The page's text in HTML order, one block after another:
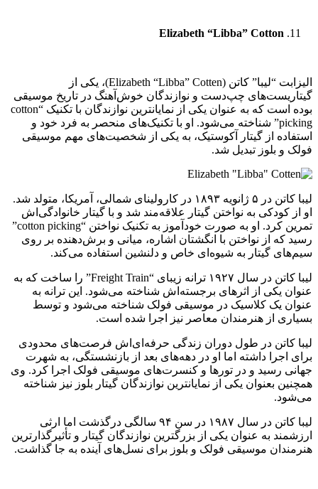
Elizabeth “Libba” Cotton
الیزابت “لیبا” کاتن (Elizabeth “Libba” Cotten)، یکی از
گیتاریست‌های چپ‌دست و نوازندگان خوش‌آهنگ در تاریخ موسیقی
بوده است که به عنوان یکی از نمایانترین نوازندگان با تکنیک “cotton
picking” شناخته می‌شود. او با تکنیک‌های منحصر به فرد خود و
استفاده از گیتار آکوستیک، به یکی از شخصیت‌های مهم موسیقی
فولک و بلوز تبدیل شد.
لیبا کاتن در ۵ ژانویه ۱۸۹۳ در کارولینای شمالی، آمریکا، متولد شد.
او از کودکی به نواختن گیتار علاقه‌مند شد و با گیتار خانوادگی‌اش
تمرین کرد. او به صورت خودآموز به تکنیک نواختن “cotton picking”
رسید که از نواختن با انگشتان اشاره، میانی و برش‌دهنده بر روی
سیم‌های گیتار به شیوه‌ای خاص و دلنشین استفاده می‌کند.
لیبا کاتن در سال ۱۹۲۷ ترانه زیبای “Freight Train” را ساخت که به
عنوان یکی از اثرهای برجسته‌اش شناخته می‌شود. این ترانه به
عنوان یک کلاسیک در موسیقی فولک شناخته می‌شود و توسط
بسیاری از هنرمندان معاصر نیز اجرا شده است.
لیبا کاتن در طول دوران زندگی حرفه‌ای‌اش فرصت‌های محدودی
برای اجرا داشته اما او در دهه‌های بعد از بازنشستگی، به شهرت
جهانی رسید و در تورها و کنسرت‌های موسیقی فولک اجرا کرد. وی
همچنین بعنوان یکی از نمایانترین نوازندگان گیتار بلوز نیز شناخته
می‌شود.
لیبا کاتن در سال ۱۹۸۷ در سن ۹۴ سالگی درگذشت اما ارثی
ارزشمند به عنوان یکی از بزرگترین نوازندگان گیتار و تأثیرگذارترین
هنرمندان موسیقی فولک و بلوز برای نسل‌های آینده به جا گذاشت.